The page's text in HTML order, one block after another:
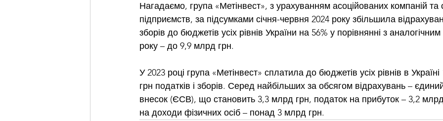
Нагадаємо, група «Метінвест», з урахуванням асоційованих компаній та
підприємств, за підсумками січня-червня 2024 року збільшила
зборів до бюджетів усіх рівнів України на 56% у порівнянні з
року – до 9,9 млрд грн.
У 2023 році група «Метінвест» сплатила до бюджетів усіх рівнів в
грн податків і зборів. Серед найбільших за обсягом відрахувань –
внесок (ЄСВ), що становить 3,3 млрд грн, податок на прибуток – 3,2
на доходи фізичних осіб – понад 3 млрд грн.